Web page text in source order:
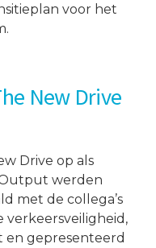
voor het
New Drive
Drive op als
werden
met de collega’s
verkeersveiligheid,
en gepresenteerd